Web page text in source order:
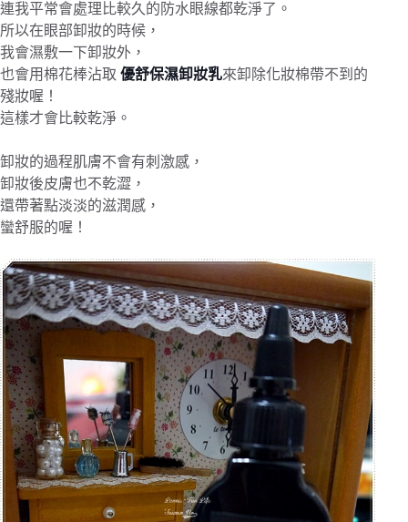
連我平常會處理比較久的防水眼線都乾淨了。
所以在眼部卸妝的時候，
我會濕敷一下卸妝外，
也會用棉花棒沾取 優舒保濕卸妝乳來卸除化妝棉帶不到的
殘妝喔！
這樣才會比較乾淨。
卸妝的過程肌膚不會有刺激感，
卸妝後皮膚也不乾澀，
還帶著點淡淡的滋潤感，
蠻舒服的喔！